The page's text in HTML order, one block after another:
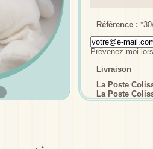
Référence :
Prévenez-moi
Livraison
La Poste
La Poste